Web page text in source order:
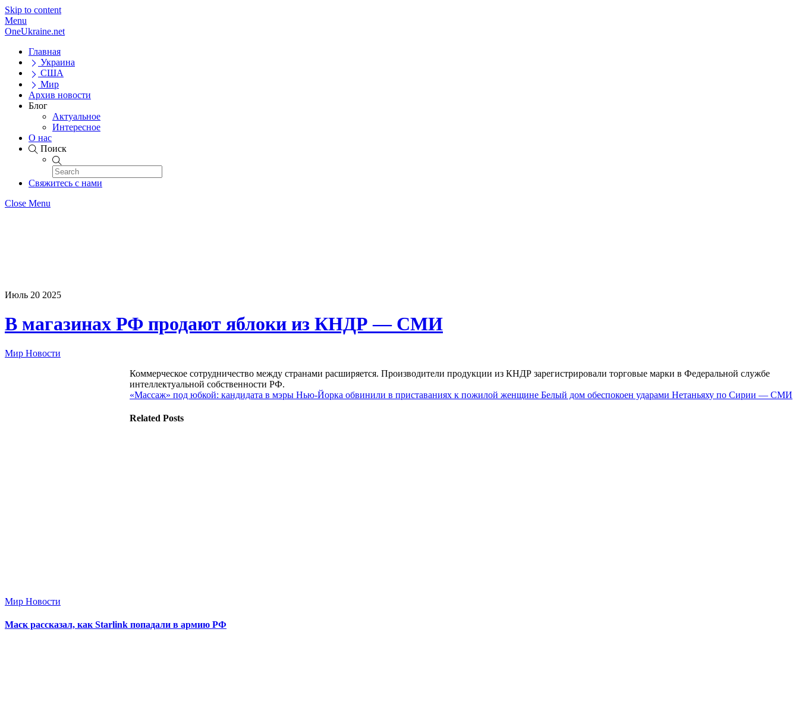
Skip to content
Menu
OneUkraine.net
Главная
Украина
США
Мир
Архив новости
Блог
Актуальное
Интересное
О нас
Поиск
Свяжитесь с нами
Close Menu
Июль 20 2025
В магазинах РФ продают яблоки из КНДР — СМИ
Мир Новости
Коммерческое сотрудничество между странами расширяется. Производители продукции из КНДР зарегистрировали торговые марки в Федеральной службе
интеллектуальной собственности РФ.
«Массаж» под юбкой: кандидата в мэры Нью-Йорка обвинили в приставаниях к пожилой женщине Белый дом обеспокоен ударами Нетаньяху по Сирии — СМИ
Related Posts
Мир Новости
Маск рассказал, как Starlink попадали в армию РФ